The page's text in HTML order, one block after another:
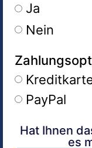
Ja
Nein
PayPal
Alternative:
Hat Ihnen
es